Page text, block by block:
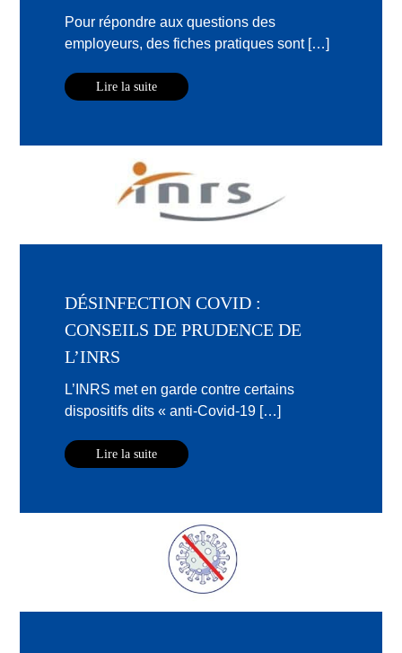
Pour répondre aux questions des
employeurs, des fiches pratiques sont […]
Lire la suite
DÉSINFECTION COVID :
CONSEILS DE PRUDENCE DE
L’INRS
L’INRS met en garde contre certains
dispositifs dits « anti-Covid-19 […]
Lire la suite